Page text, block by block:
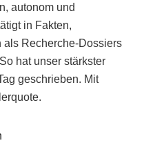
autonom und
in Fakten,
Recherche-Dossiers
hat unser stärkster
geschrieben. Mit